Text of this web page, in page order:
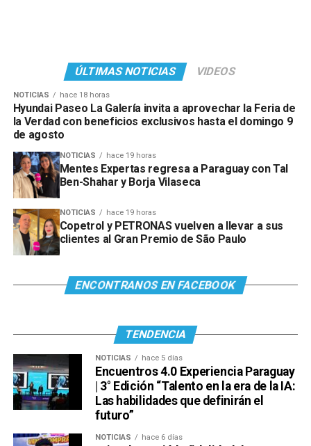
ÚLTIMAS NOTICIAS VIDEOS
NOTICIAS hace 18 horas
Hyundai Paseo La Galería invita a aprovechar la Feria de
la Verdad con beneficios exclusivos hasta el domingo 9
de agosto
NOTICIAS hace 19 horas
Mentes Expertas regresa a Paraguay con Tal
Ben-Shahar y Borja Vilaseca
NOTICIAS hace 19 horas
Copetrol y PETRONAS vuelven a llevar a sus
clientes al Gran Premio de São Paulo
ENCONTRANOS EN FACEBOOK
TENDENCIA
NOTICIAS hace 5 días
Encuentros 4.0 Experiencia Paraguay
| 3° Edición “Talento en la era de la IA:
Las habilidades que definirán el
futuro”
NOTICIAS hace 6 días